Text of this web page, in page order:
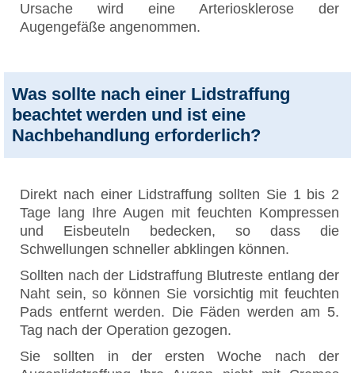
Ursache wird eine Arteriosklerose der
Augengefäße angenommen.
Was sollte nach einer Lidstraffung
beachtet werden und ist eine
Nachbehandlung erforderlich?
Direkt nach einer Lidstraffung sollten Sie 1 bis 2
Tage lang Ihre Augen mit feuchten Kompressen
und Eisbeuteln bedecken, so dass die
Schwellungen schneller abklingen können.
Sollten nach der Lidstraffung Blutreste entlang der
Naht sein, so können Sie vorsichtig mit feuchten
Pads entfernt werden. Die Fäden werden am 5.
Tag nach der Operation gezogen.
Sie sollten in der ersten Woche nach der